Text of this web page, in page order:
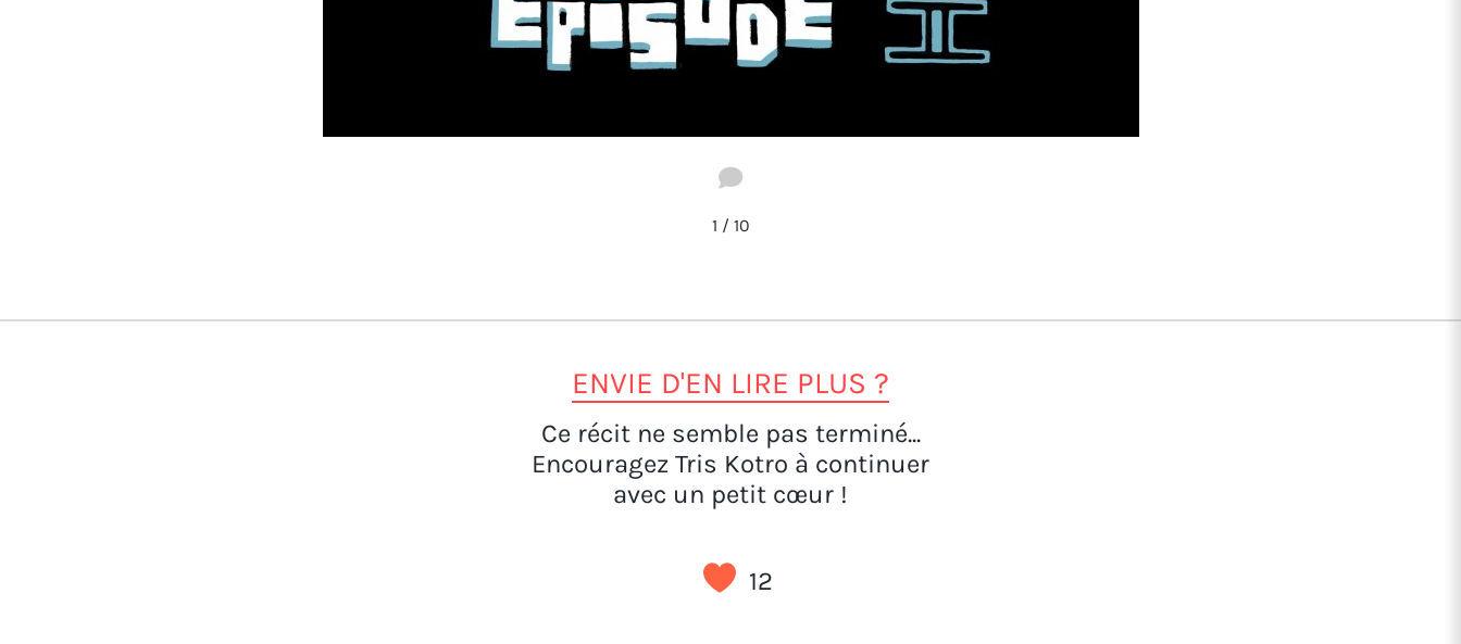
1 / 10
ENVIE D'EN LIRE PLUS ?
Ce récit ne semble pas terminé...
Encouragez Tris Kotro à continuer
avec un petit cœur !
12